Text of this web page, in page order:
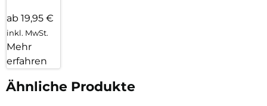
ab 19,95 €
inkl. MwSt.
Mehr
erfahren
Ähnliche Produkte